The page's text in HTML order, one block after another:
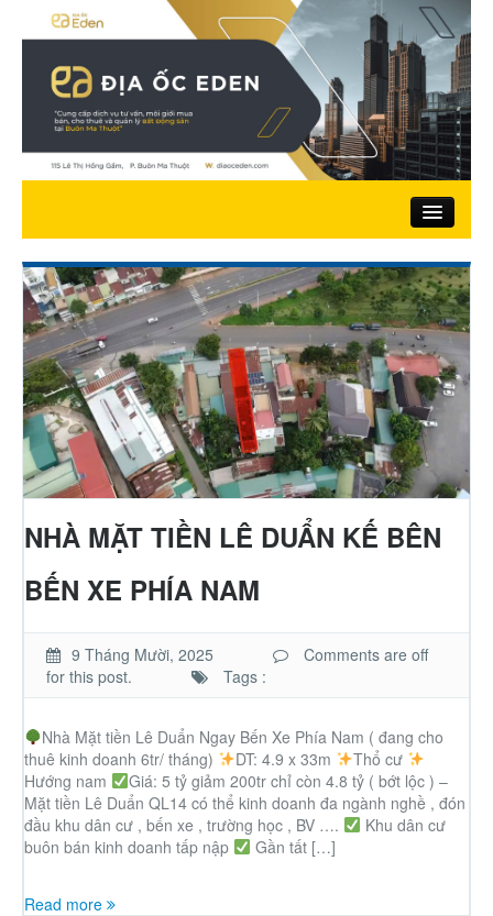
Trang chủ
Giới thiệu
Nhà đất bán
Đất ở
Chung cư
Trang trại – Kho – Xưởng
Thành Phố Cà Phê
Ecocity Premia
NHÀ MẶT TIỀN LÊ DUẨN KẾ BÊN
BẾN XE PHÍA NAM
9 Tháng Mười, 2025
Comments are off
for this post.
Tags :
Nhà Mặt tiền Lê Duẩn Ngay Bến Xe Phía Nam ( đang cho
thuê kinh doanh 6tr/ tháng)
DT: 4.9 x 33m
Thổ cư
Hướng nam
Giá: 5 tỷ giảm 200tr chỉ còn 4.8 tỷ ( bớt lộc ) –
Mặt tiền Lê Duẩn QL14 có thể kinh doanh đa ngành nghề , đón
đầu khu dân cư , bến xe , trường học , BV ….
Khu dân cư
buôn bán kinh doanh tấp nập
Gần tất […]
Read more